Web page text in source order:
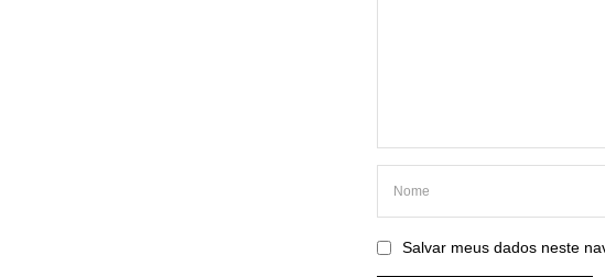
Salvar meus dados neste